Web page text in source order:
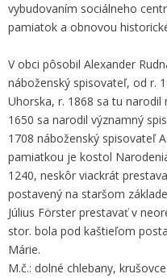
vybudovaním sociálneho
pamiatok a obnovou
V obci pôsobil Alexander
náboženský spisovateľ, od r.
Uhorska, r. 1868 sa tu
1650 sa narodil významný
1708 náboženský spisovateľ
pamiatkou je kostol
1240, neskôr viackrát
postavený na staršom
Július Förster prestavať v
stor. bola pod kaštieľom
Márie.
M.č.: dolné chlebany, krušovce.